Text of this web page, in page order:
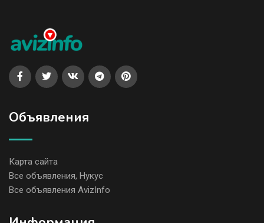
Объявления
Карта сайта
Все объявления, Нукус
Все объявления AvizInfo